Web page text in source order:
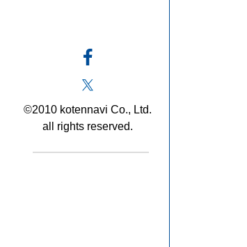
©2010 kotennavi Co., Ltd.
all rights reserved.